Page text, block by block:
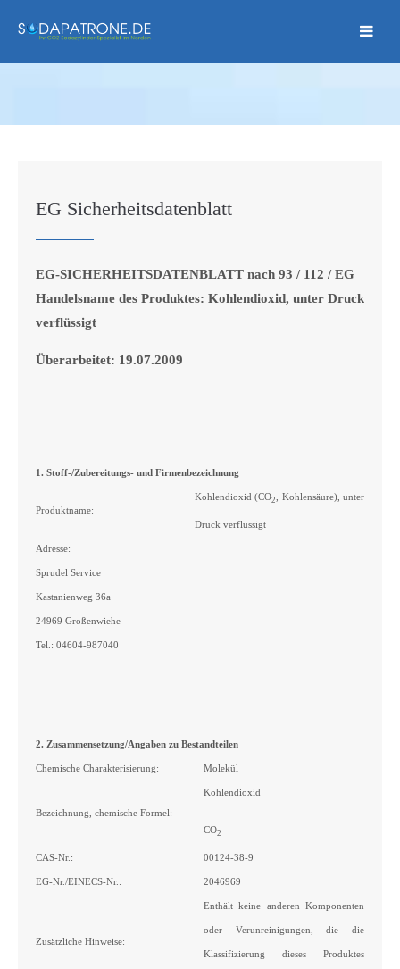
EG Sicherheitsdatenblatt
EG-SICHERHEITSDATENBLATT nach 93 / 112 / EG
Handelsname des Produktes: Kohlendioxid, unter Druck
verflüssigt
Überarbeitet: 19.07.2009
1. Stoff-/Zubereitungs- und Firmenbezeichnung
Produktname:
Kohlendioxid (CO2 , Kohlensäure), unter
Druck verflüssigt
Adresse:
Sprudel Service
Kastanienweg 36a
24969 Großenwiehe
Tel.: 04604-987040
2. Zusammensetzung/Angaben zu Bestandteilen
Chemische Charakterisierung: Molekül
Bezeichnung, chemische Formel:
Kohlendioxid
CO2
CAS-Nr.: 00124-38-9
EG-Nr./EINECS-Nr.: 2046969
Zusätzliche Hinweise:
Enthält keine anderen Komponenten
oder Verunreinigungen, die die
Klassifizierung dieses Produktes